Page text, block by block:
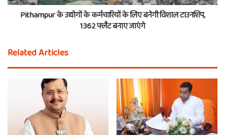
Pithampur के उद्योगों के कर्मचारियों के लिए बनेगी विशाल टाउनशिप,
1362 फ्लैट बनाए जाएंगे
Related Articles